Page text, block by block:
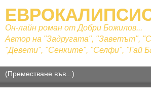
Он-лайн роман от Добри Божилов...
Автор на "Задругата", "Заветът",
"Девети", "Сенките", "Селфи", "Гай